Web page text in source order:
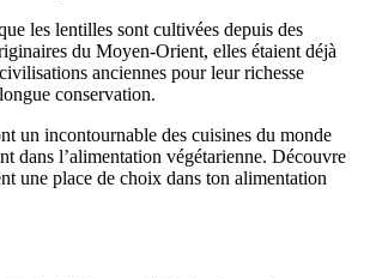
les lentilles sont cultivées depuis des
du Moyen-Orient, elles étaient déjà
anciennes pour leur richesse
conservation.
un incontournable des cuisines du monde
dans l’alimentation végétarienne. Découvre
une place de choix dans ton alimentation